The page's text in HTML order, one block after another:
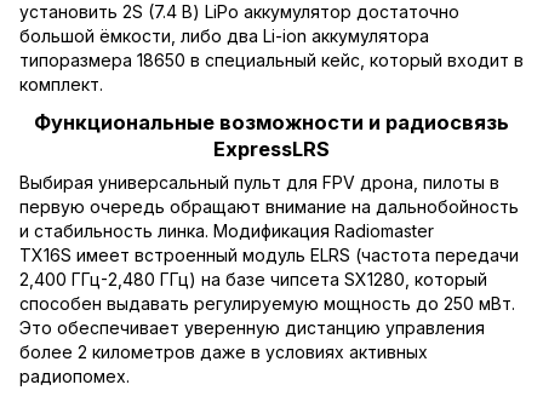
установить 2S (7.4 В) LiPo аккумулятор достаточно
большой ёмкости, либо два Li-ion аккумулятора
типоразмера 18650 в специальный кейс, который входит в
комплект.
Функциональные возможности и радиосвязь
ExpressLRS
Выбирая универсальный пульт для FPV дрона, пилоты в
первую очередь обращают внимание на дальнобойность
и стабильность линка. Модификация Radiomaster
TX16S имеет встроенный модуль ELRS (частота передачи
2,400 ГГц-2,480 ГГц) на базе чипсета SX1280, который
способен выдавать регулируемую мощность до 250 мВт.
Это обеспечивает уверенную дистанцию управления
более 2 километров даже в условиях активных
радиопомех.